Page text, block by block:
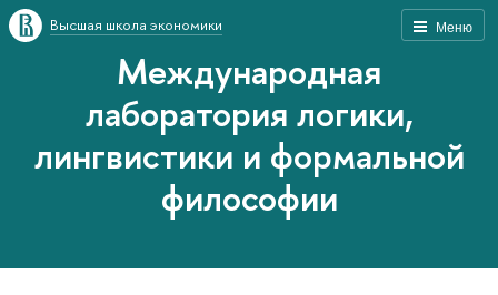
Меню
Высшая школа экономики
Международная
лаборатория логики,
лингвистики и формальной
философии